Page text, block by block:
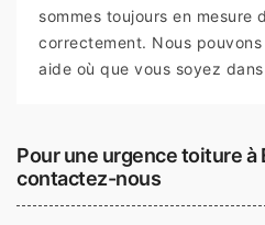
sommes toujours en mesure
correctement. Nous
aide où que vous soyez
Pour une urgence toiture à
contactez-nous